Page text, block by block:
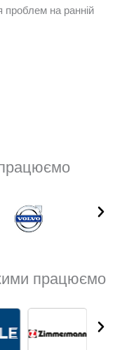
на ранній
працюємо